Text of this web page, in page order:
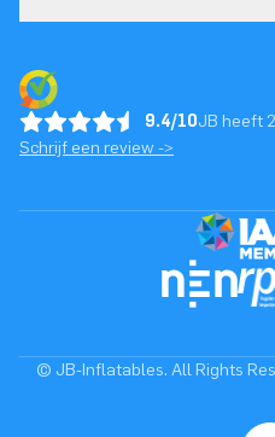
9.4/10JB heeft
Schrijf een review ->
© JB-Inflatables. All Rights